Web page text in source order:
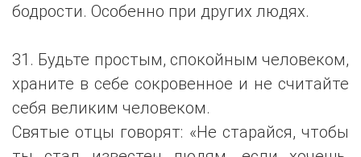
бодрости. Особенно при других людях.
31. Будьте простым, спокойным человеком,
храните в себе сокровенное и не считайте
себя великим человеком.
Святые отцы говорят: «Не старайся, чтобы